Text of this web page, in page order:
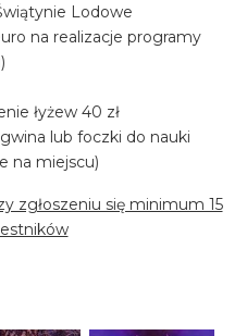
Lodowe
na realizacje programy
łyżew 40 zł
lub foczki do nauki
na miejscu)
zgłoszeniu się minimum 15